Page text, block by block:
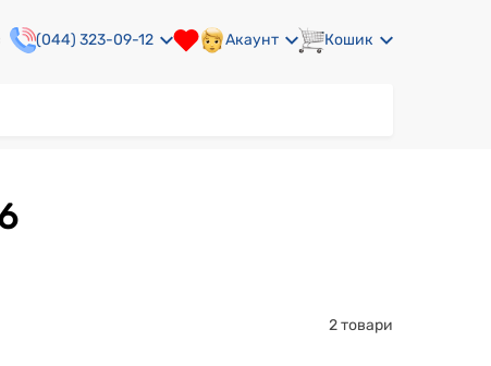
(044) 323-09-12 Акаунт Кошик
2 товари